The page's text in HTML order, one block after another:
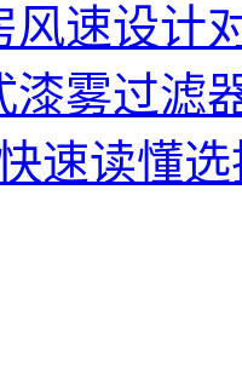
风速设计
漆雾过滤
速读懂